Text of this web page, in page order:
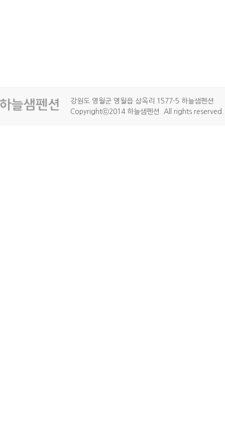
강원도 영월군 영월읍 삼옥리 1577-5 하늘샘펜션
Copyrightⓒ2014 하늘샘펜션. All rights reserved.